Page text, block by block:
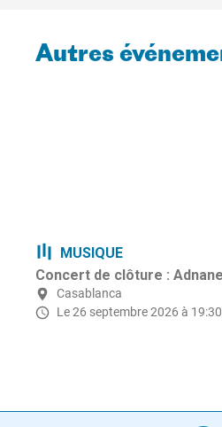
Autres
MUSIQUE
Concert de clôture :
Casablanca
Le 26 septembre 2026 à 19:30